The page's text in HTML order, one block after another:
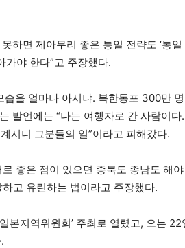
하면 제아무리 좋은 통일 전략도 ‘통일
가야 한다”고 주장했다.
을 얼마나 아시냐. 북한동포 300만
발언에는 “나는 여행자로 간 사람이다
시니 그분들의 일”이라고 피해갔다.
좋은 점이 있으면 종북도 종남도 해야
고 유린하는 법이라고 주장했다.
본지역위원회’ 주최로 열렸고, 오는 22